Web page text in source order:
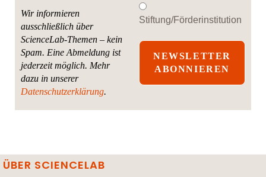
Wir informieren
ausschließlich über
ScienceLab-Themen – kein
Spam. Eine Abmeldung ist
jederzeit möglich. Mehr
dazu in unserer
Datenschutzerklärung.
Stiftung/Förderinstitution
ÜBER SCIENCELAB